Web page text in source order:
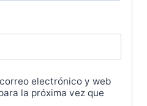
electrónico y web
la próxima vez que